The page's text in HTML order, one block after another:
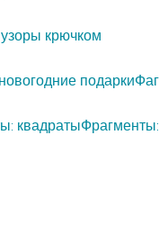
крючком
подарки
квадраты